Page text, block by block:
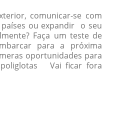
comunicar-se com
ou expandir o seu
Faça um teste de
para a próxima
oportunidades para
poliglotas Vai ficar fora